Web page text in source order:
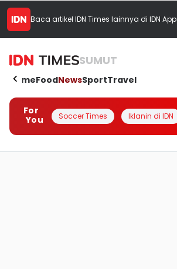
Baca artikel IDN Times lainnya di IDN App
SUMUT
HomeFoodNewsSportTravel
For
You
Soccer Times Iklanin di IDN